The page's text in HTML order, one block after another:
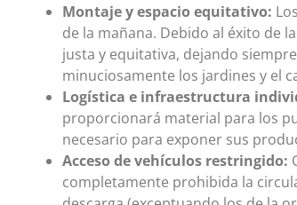
Montaje y espacio equitativo:
de la mañana. Debido al éxito de
justa y equitativa, dejando
minuciosamente los jardines y el
Logística e infraestructura
proporcionará material para los
necesario para exponer sus
Acceso de vehículos restringido:
completamente prohibida la